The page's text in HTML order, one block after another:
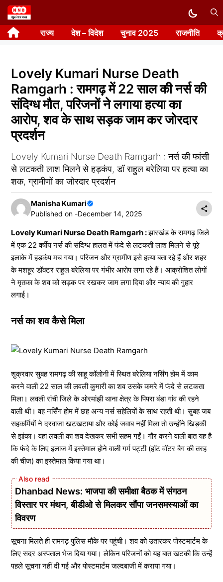
Skip
to
content राज्य देश – विदेश चुनाव 2025 राजनीति
Lovely Kumari Nurse Death
Ramgarh : रामगढ़ में 22 साल की नर्स की
संदिग्ध मौत, परिजनों ने लगाया हत्या का
आरोप, शव के साथ सड़क जाम कर जोरदार
प्रदर्शन
Lovely Kumari Nurse Death Ramgarh : नर्स की फांसी
से लटकती लाश मिलने से हड़कंप, डॉ राहुल बरेलिया पर हत्या का
शक, ग्रामीणों का जोरदार प्रदर्शन
Manisha Kumari
Published on -December 14, 2025
Lovely Kumari Nurse Death Ramgarh :झारखंड के रामगढ़ जिले
में एक 22 वर्षीय नर्स की संदिग्ध हालत में फंदे से लटकती लाश मिलने से पूरे
इलाके में हड़कंप मच गया। परिजन और ग्रामीण इसे हत्या बता रहे हैं और शहर
के मशहूर डॉक्टर राहुल बरेलिया पर गंभीर आरोप लगा रहे हैं। आक्रोशित लोगों
ने मृतका के शव को सड़क पर रखकर जाम लगा दिया और न्याय की गुहार
लगाई।
नर्स का शव कैसे मिला
शुक्रवार सुबह रामगढ़ की साहू कॉलोनी में स्थित बरेलिया नर्सिंग होम में काम
करने वाली 22 साल की लवली कुमारी का शव उसके कमरे में फंदे से लटकता
मिला। लवली रांची जिले के ओरमांझी थाना क्षेत्र के पिपरा बंडा गांव की रहने
वाली थी। वह नर्सिंग होम में छह अन्य नर्स सहेलियों के साथ रहती थी। सुबह जब
सहकर्मियों ने दरवाजा खटखटाया और कोई जवाब नहीं मिला तो उन्होंने खिड़की
से झांका। वहां लवली का शव देखकर सभी सहम गईं। गौर करने वाली बात यह है
कि फंदे के लिए इलाज में इस्तेमाल होने वाली गर्म पट्टी (हॉट वॉटर बैग की तरह
की चीज) का इस्तेमाल किया गया था।
Dhanbad News: भाजपा की समीक्षा बैठक में संगठन
विस्तार पर मंथन, बीडीओ से मिलकर सौंपा जनसमस्याओं का
विवरण
सूचना मिलते ही रामगढ़ पुलिस मौके पर पहुंची। शव को उतारकर पोस्टमार्टम के
लिए सदर अस्पताल भेज दिया गया। लेकिन परिजनों को यह बात खटकी कि उन्हें
पहले सूचना नहीं दी गई और पोस्टमार्टम जल्दबाजी में कराया गया।